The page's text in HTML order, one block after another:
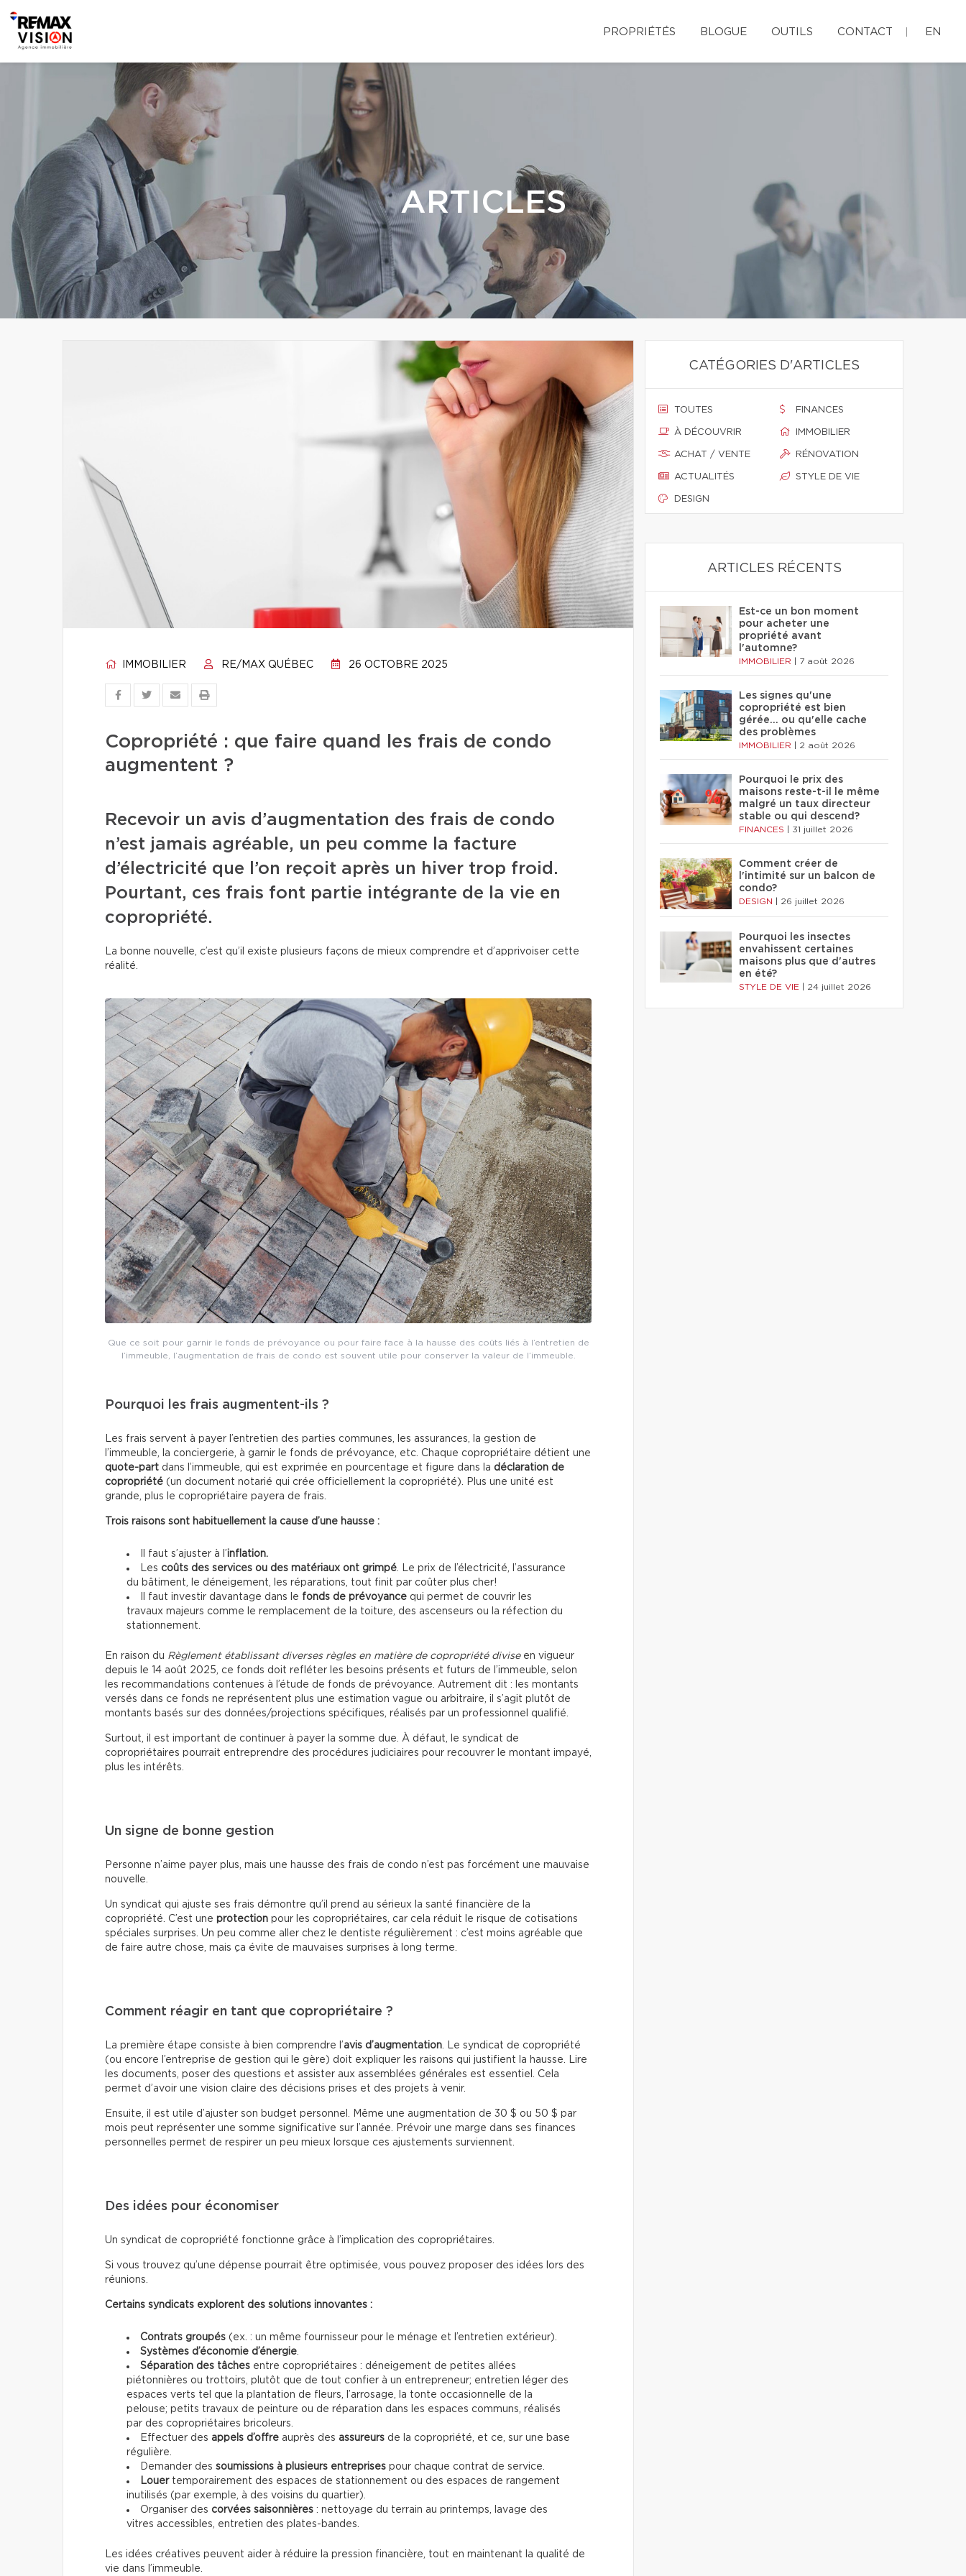
PROPRIÉTÉS BLOGUE OUTILS CONTACT EN
ARTICLES
IMMOBILIER RE/MAX QUÉBEC 26 OCTOBRE 2025
Copropriété : que faire quand les frais de condo
augmentent ?
Recevoir un avis d’augmentation des frais de condo
n’est jamais agréable, un peu comme la facture
d’électricité que l’on reçoit après un hiver trop froid.
Pourtant, ces frais font partie intégrante de la vie en
copropriété.
La bonne nouvelle, c’est qu’il existe plusieurs façons de mieux comprendre et d’apprivoiser cette
réalité.
Que ce soit pour garnir le fonds de prévoyance ou pour faire face à la hausse des coûts liés à l’entretien de
l’immeuble, l’augmentation de frais de condo est souvent utile pour conserver la valeur de l’immeuble.
Pourquoi les frais augmentent-ils ?
Les frais servent à payer l’entretien des parties communes, les assurances, la gestion de
l’immeuble, la conciergerie, à garnir le fonds de prévoyance, etc. Chaque copropriétaire détient une
quote-part dans l’immeuble, qui est exprimée en pourcentage et figure dans la déclaration de
copropriété (un document notarié qui crée officiellement la copropriété). Plus une unité est
grande, plus le copropriétaire payera de frais.
Trois raisons sont habituellement la cause d’une hausse :
Il faut s’ajuster à l’inflation.
Les coûts des services ou des matériaux ont grimpé . Le prix de l’électricité, l’assurance
du bâtiment, le déneigement, les réparations, tout finit par coûter plus cher!
Il faut investir davantage dans le fonds de prévoyance qui permet de couvrir les
travaux majeurs comme le remplacement de la toiture, des ascenseurs ou la réfection du
stationnement.
En raison du Règlement établissant diverses règles en matière de copropriété diviseen vigueur
depuis le 14 août 2025, ce fonds doit refléter les besoins présents et futurs de l’immeuble, selon
les recommandations contenues à l’étude de fonds de prévoyance. Autrement dit : les montants
versés dans ce fonds ne représentent plus une estimation vague ou arbitraire, il s’agit plutôt de
montants basés sur des données/projections spécifiques, réalisés par un professionnel qualifié.
Surtout, il est important de continuer à payer la somme due. À défaut, le syndicat de
copropriétaires pourrait entreprendre des procédures judiciaires pour recouvrer le montant impayé,
plus les intérêts.
Un signe de bonne gestion
Personne n’aime payer plus, mais une hausse des frais de condo n’est pas forcément une mauvaise
nouvelle.
Un syndicat qui ajuste ses frais démontre qu’il prend au sérieux la santé financière de la
copropriété. C’est une protection pour les copropriétaires, car cela réduit le risque de cotisations
spéciales surprises. Un peu comme aller chez le dentiste régulièrement : c’est moins agréable que
de faire autre chose, mais ça évite de mauvaises surprises à long terme.
Comment réagir en tant que copropriétaire ?
La première étape consiste à bien comprendre l’avis d’augmentation . Le syndicat de copropriété
(ou encore l’entreprise de gestion qui le gère) doit expliquer les raisons qui justifient la hausse. Lire
les documents, poser des questions et assister aux assemblées générales est essentiel. Cela
permet d’avoir une vision claire des décisions prises et des projets à venir.
Ensuite, il est utile d’ajuster son budget personnel. Même une augmentation de 30 $ ou 50 $ par
mois peut représenter une somme significative sur l’année. Prévoir une marge dans ses finances
personnelles permet de respirer un peu mieux lorsque ces ajustements surviennent.
Des idées pour économiser
Un syndicat de copropriété fonctionne grâce à l’implication des copropriétaires.
Si vous trouvez qu’une dépense pourrait être optimisée, vous pouvez proposer des idées lors des
réunions.
Certains syndicats explorent des solutions innovantes :
Contrats groupés (ex. : un même fournisseur pour le ménage et l’entretien extérieur).
Systèmes d’économie d’énergie
Séparation des tâches entre copropriétaires : déneigement de petites allées
piétonnières ou trottoirs, plutôt que de tout confier à un entrepreneur; entretien léger des
espaces verts tel que la plantation de fleurs, l’arrosage, la tonte occasionnelle de la
pelouse; petits travaux de peinture ou de réparation dans les espaces communs, réalisés
par des copropriétaires bricoleurs.
Effectuer des appels d’offre auprès des assureurs de la copropriété, et ce, sur une base
régulière.
Demander des soumissions à plusieurs entreprises pour chaque contrat de service.
Louertemporairement des espaces de stationnement ou des espaces de rangement
inutilisés (par exemple, à des voisins du quartier).
Organiser des corvées saisonnières : nettoyage du terrain au printemps, lavage des
vitres accessibles, entretien des plates-bandes.
Les idées créatives peuvent aider à réduire la pression financière, tout en maintenant la qualité de
vie dans l’immeuble.
CATÉGORIES D'ARTICLES
TOUTES
À DÉCOUVRIR
ACHAT / VENTE
ACTUALITÉS
DESIGN
FINANCES
IMMOBILIER
RÉNOVATION
STYLE DE VIE
ARTICLES RÉCENTS
Est-ce un bon moment
pour acheter une
propriété avant
l'automne?
IMMOBILIER 7 août 2026
Les signes qu'une
copropriété est bien
gérée… ou qu'elle cache
des problèmes
IMMOBILIER 2 août 2026
Pourquoi le prix des
maisons reste-t-il le même
malgré un taux directeur
stable ou qui descend?
FINANCES 31 juillet 2026
Comment créer de
l'intimité sur un balcon de
condo?
DESIGN 26 juillet 2026
Pourquoi les insectes
envahissent certaines
maisons plus que d'autres
en été?
STYLE DE VIE 24 juillet 2026